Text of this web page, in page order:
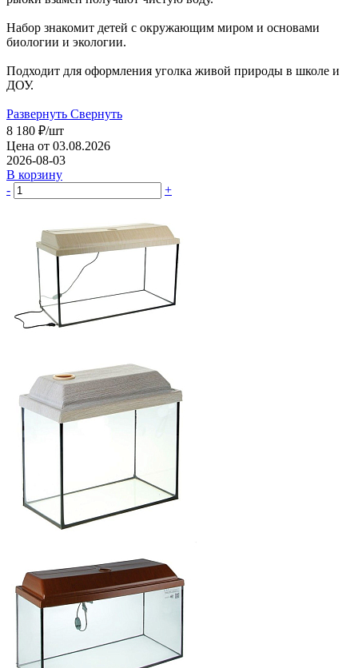
Набор знакомит детей с окружающим миром и основами
биологии и экологии.
Подходит для оформления уголка живой природы в школе и
ДОУ.
Развернуть Свернуть
8 180 ₽/шт
Цена от 03.08.2026
2026-08-03
В корзину
-
+